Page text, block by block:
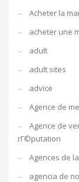
Acheter la
acheter une
adult
adult sites
advice
Agence de
Agence de
rГ©putation
Agences de
agencia de